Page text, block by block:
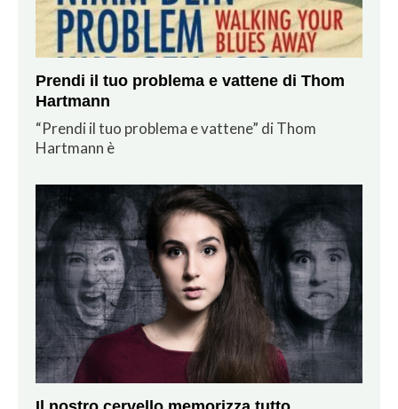
Prendi il tuo problema e vattene di Thom
Hartmann
“Prendi il tuo problema e vattene” di Thom
Hartmann è